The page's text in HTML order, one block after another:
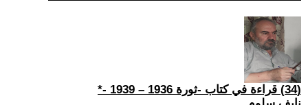
(34) قراءة في كتاب -ثورة 1936 – 1939 -*